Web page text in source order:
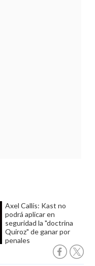
Axel Callís: Kast no
podrá aplicar en
seguridad la "doctrina
Quiroz" de ganar por
penales